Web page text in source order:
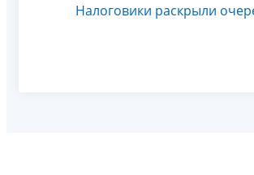
Налоговики раскрыли